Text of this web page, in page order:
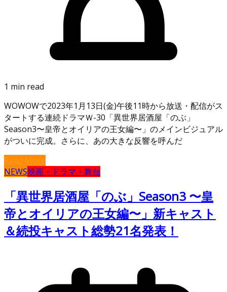
1 min read
WOWOWで2023年1月13日(金)午後11時から放送・配信がス
タートする連続ドラマＷ-30「異世界居酒屋「のぶ」
Season3〜皇帝とオイリアの王女編〜」のメインビジュアル
がついに完成。さらに、あの大きな反響を呼んだ
Read More
NEWS映画・ドラマ・舞台
「異世界居酒屋「のぶ」Season3 〜皇
帝とオイリアの王女編〜」新キャスト
＆続投キャスト総勢21名発表！